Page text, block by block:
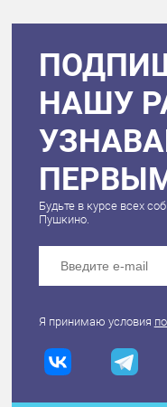
НАШУ
Будьте в курсе всех
Пушкино.
Я принимаю условия